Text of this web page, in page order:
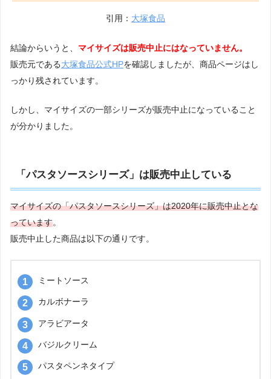
引用： 大塚食品
結論からいうと、 マイサイズは販売中止にはなっていません。
販売元である大塚食品公式HPを確認しましたが、商品ページはし
っかり残されています。
しかし、マイサイズの一部シリーズが販売中止になっていること
が分かりました。
「パスタソースシリーズ」は販売中止している
マイサイズの「パスタソースシリーズ」は2020年に販売中止とな
っています。
販売中止した商品は以下の通りです。
ミートソース
カルボナーラ
アラビアータ
バジルクリーム
パスタペンネタイプ